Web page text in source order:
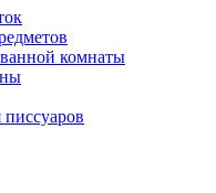
комнаты